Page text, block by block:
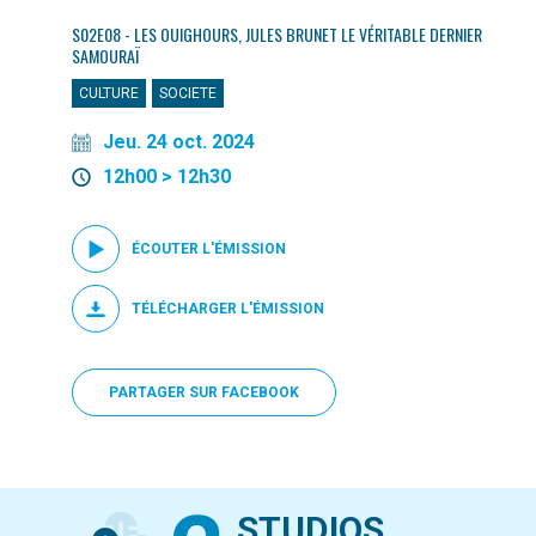
S02E08 - LES OUIGHOURS, JULES BRUNET LE VÉRITABLE DERNIER
SAMOURAÏ
CULTURE SOCIETE
Jeu. 24 oct. 2024
12h00 > 12h30
ÉCOUTER L'ÉMISSION
TÉLÉCHARGER L'ÉMISSION
PARTAGER SUR FACEBOOK